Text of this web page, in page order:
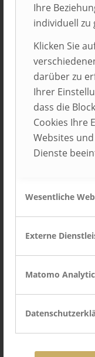
Ihre
individuell zu
Klicken Sie
darüber zu
Ihrer
dass die
Cookies Ihre
Websites
Dienste
Wesentliche
Externe
Matomo